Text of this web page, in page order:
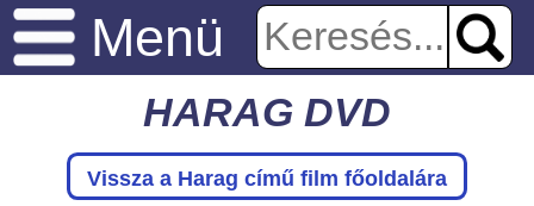
Menü
HARAG DVD
Vissza a Harag című film főoldalára